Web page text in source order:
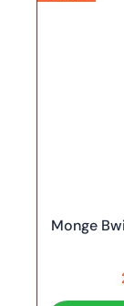
Monge